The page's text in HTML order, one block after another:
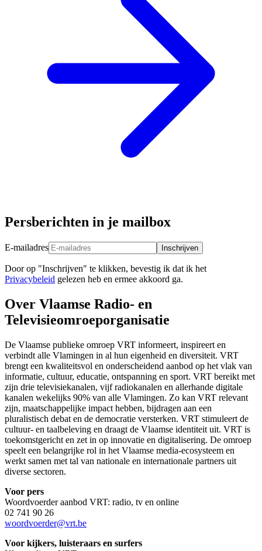
Persberichten in je mailbox
E-mailadres Inschrijven
Door op "Inschrijven" te klikken, bevestig ik dat ik het
Privacybeleid gelezen heb en ermee akkoord ga.
Over Vlaamse Radio- en
Televisieomroeporganisatie
De Vlaamse publieke omroep VRT informeert, inspireert en
verbindt alle Vlamingen in al hun eigenheid en diversiteit. VRT
brengt een kwaliteitsvol en onderscheidend aanbod op het vlak van
informatie, cultuur, educatie, ontspanning en sport. VRT bereikt met
zijn drie televisiekanalen, vijf radiokanalen en allerhande digitale
kanalen wekelijks 90% van alle Vlamingen. Zo kan VRT relevant
zijn, maatschappelijke impact hebben, bijdragen aan een
pluralistisch debat en de democratie versterken. VRT stimuleert de
cultuur- en taalbeleving en draagt de Vlaamse identiteit uit. VRT is
toekomstgericht en zet in op innovatie en digitalisering. De omroep
speelt een belangrijke rol in het Vlaamse media-ecosysteem en
werkt samen met tal van nationale en internationale partners uit
diverse sectoren.
Voor pers
Woordvoerder aanbod VRT: radio, tv en online
02 741 90 26
woordvoerder@vrt.be
Voor kijkers, luisteraars en surfers